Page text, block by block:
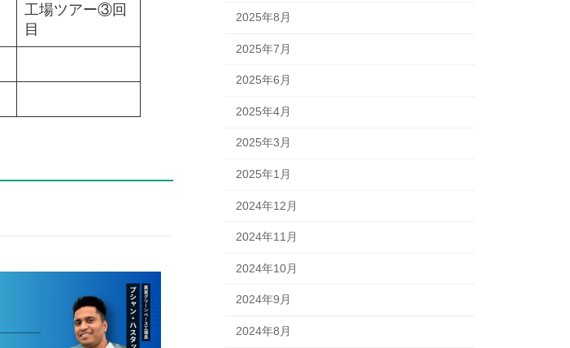
工場ツアー③回
目
2025年8月
2025年7月
2025年6月
2025年4月
2025年3月
2025年1月
2024年12月
2024年11月
2024年10月
2024年9月
2024年8月